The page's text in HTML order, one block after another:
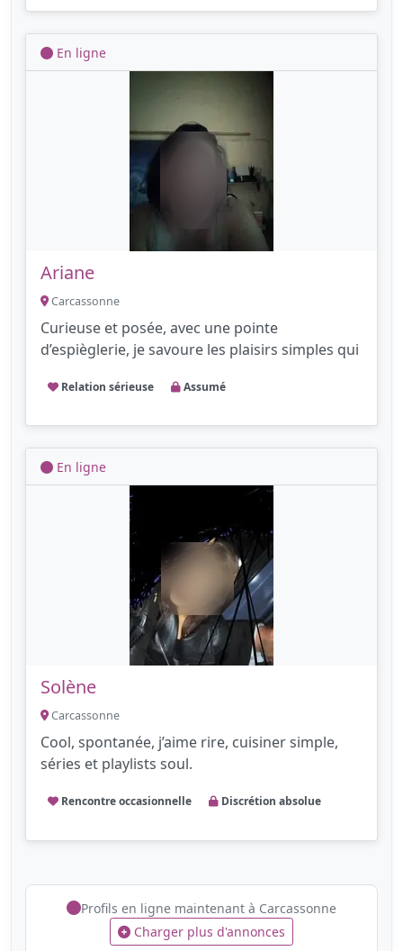
En ligne
Ariane
Carcassonne
Curieuse et posée, avec une pointe
d’espièglerie, je savoure les plaisirs simples qui
Relation sérieuse Assumé
En ligne
Solène
Carcassonne
Cool, spontanée, j’aime rire, cuisiner simple,
séries et playlists soul.
Rencontre occasionnelle Discrétion absolue
Profils en ligne maintenant à Carcassonne
Charger plus d'annonces